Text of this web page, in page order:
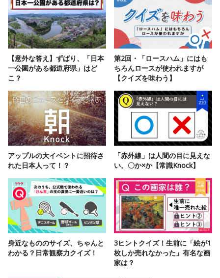
【意外な答え】ずばり、「日本
一公園がある都道府県」はど
こ？
第2回・「ロースハム」にはも
ちろんロースが使われますが
【クイズを味わう】
アップルの大イベントに招待さ
れた日本人って！？
「赤外線」は人間の目に見えな
い。〇か×か【常識Knock】
身近なもののサイズ、ちゃんと
わかる？日常観察力クイズ！
3ヒントクイズ！生前に「絵が1
枚しか売れなかった」有名な画
家は？